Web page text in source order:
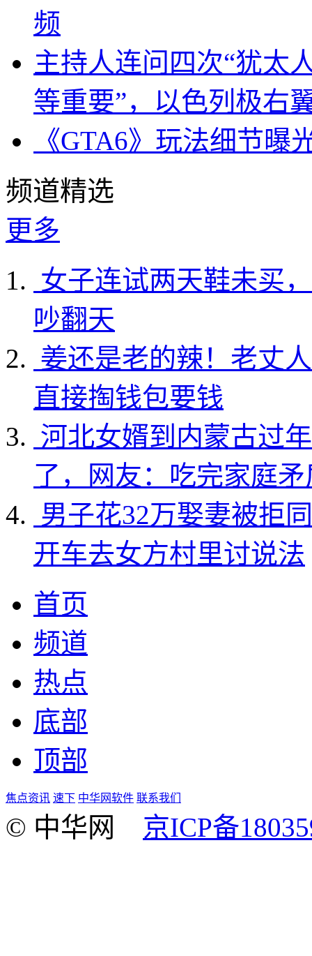
频
主持人连问四次“犹太
等重要”，以色列极右
《GTA6》玩法细节
频道精选
更多
女子连试两天鞋未买
吵翻天
姜还是老的辣！老丈
直接掏钱包要钱
河北女婿到内蒙古过
了，网友：吃完家庭
男子花32万娶妻被拒
开车去女方村里讨说法
首页
频道
热点
底部
顶部
焦点资讯 速下 中华网软件 联系我们
© 中华网 京ICP备